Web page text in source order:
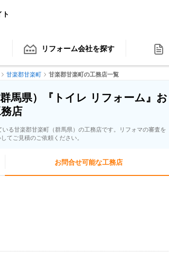
リフォーム会社を探す
甘楽郡甘楽町 甘楽郡甘楽町の工務店一覧
馬県）『トイレ リフォーム』お
店
いる甘楽郡甘楽町（群馬県）の工務店です。リフォマの審査を
てご見積のご依頼ください。
お問合せ可能な工務店